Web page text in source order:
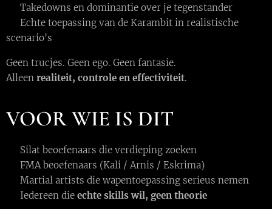
⚔️ Takedowns en dominantie over je tegenstander
⚔️ Echte toepassing van de Karambit in realistische
scenario's
Geen trucjes. Geen ego. Geen fantasie.
Alleen realiteit, controle en effectiviteit.
VOOR WIE IS DIT
✔️ Silat beoefenaars die verdieping zoeken
✔️ FMA beoefenaars (Kali / Arnis / Eskrima)
✔️ Martial artists die wapentoepassing serieus nemen
✔️ Iedereen die echte skills wil, geen theorie